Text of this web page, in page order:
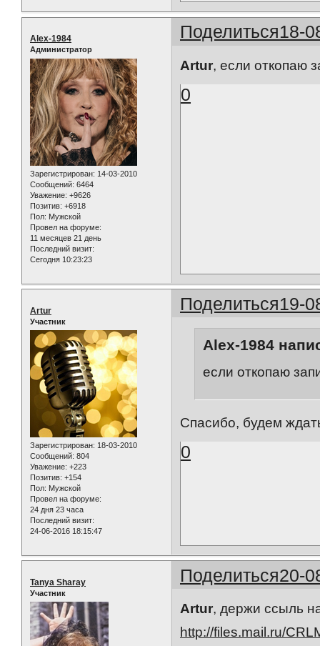
Поделиться18-
Alex-1984
Администратор
Зарегистрирован: 14-03-2010
Сообщений: 6464
Уважение: +9626
Позитив: +6918
Пол: Мужской
Провел на форуме:
11 месяцев 21 день
Последний визит:
Сегодня 10:23:23
Artur, если откопаю
0
Поделиться19-
Artur
Участник
Зарегистрирован: 18-03-2010
Сообщений: 804
Уважение: +223
Позитив: +154
Пол: Мужской
Провел на форуме:
24 дня 23 часа
Последний визит:
24-06-2016 18:15:47
Alex-1984
если откопаю
Спасибо, будем
0
Поделиться20-
Tanya Sharay
Участник
Artur, держи ссыль
http://files.mail.ru/